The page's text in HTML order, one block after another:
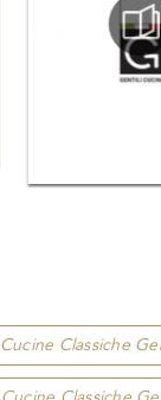
Cucine Classiche